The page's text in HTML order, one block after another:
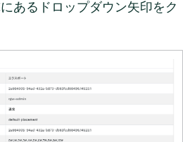
あるドロップダウン矢印をク